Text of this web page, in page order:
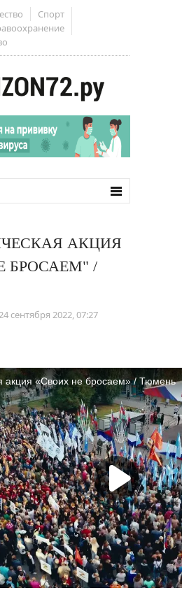
Спорт
АКЦИЯ
БРОСАЕМ" /
сентября 2022, 07:27